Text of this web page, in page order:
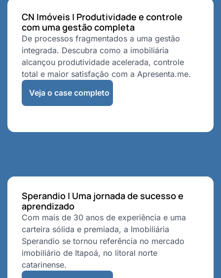
CN Imóveis | Produtividade e controle
com uma gestão completa
De processos fragmentados a uma gestão
integrada. Descubra como a imobiliária
alcançou produtividade acelerada, controle
total e maior satisfação com a Apresenta.me.
Veja o case completo
Sperandio | Uma jornada de sucesso e
aprendizado
Com mais de 30 anos de experiência e uma
carteira sólida e premiada, a Imobiliária
Sperandio se tornou referência no mercado
imobiliário de Itapoá, no litoral norte
catarinense.